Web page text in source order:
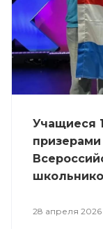
Учащиеся
28 апреля 2026